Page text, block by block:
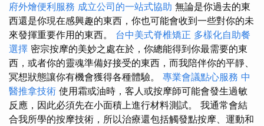
府外燴便利服務 成立公司的一站式協助 無論是你過去的東
西還是你現在感興趣的東西，你也可能會收到一些對你的未
來發揮重要作用的東西。 台中美式脊椎矯正 多樣化自助餐
選擇 密宗按摩的美妙之處在於，你總能得到你最需要的東
西，或者你的靈魂準備好接受的東西，而我陪伴你的平靜、
冥想狀態讓你有機會獲得各種體驗。 專業會議點心服務 中
醫推拿技術 使用霜或油時，客人或按摩師可能會發生過敏
反應，因此必須先在小面積上進行材料測試。 我通常會結
合我所學的按摩技術，所以治療還包括觸發點按摩、運動和